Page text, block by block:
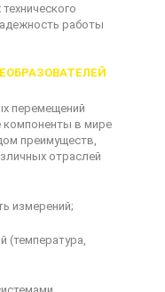
работы
перемещений
в мире
преимуществ,
отраслей
измерений;
(температура,